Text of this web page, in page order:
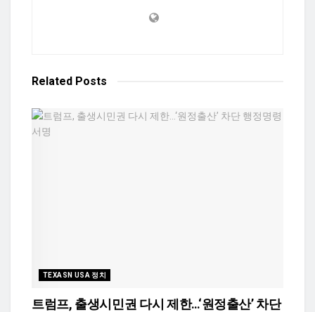
Related Posts
TEXASN USA 정치
트럼프, 출생시민권 다시 제한…‘원정출산’ 차단